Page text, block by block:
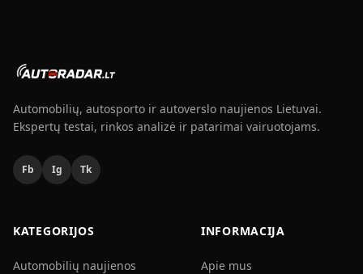
Automobilių, autosporto ir autoverslo naujienos Lietuvai.
Ekspertų testai, rinkos analizė ir patarimai vairuotojams.
Fb Ig Tk
KATEGORIJOS
Automobilių naujienos
INFORMACIJA
Apie mus